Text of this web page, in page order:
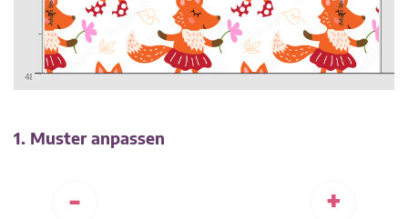
1. Muster anpassen
- +